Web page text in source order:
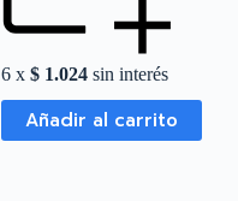
6 x$ 1.024 sin interés
Añadir al carrito